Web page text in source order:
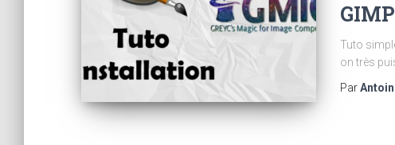
GIMP
Tuto
on très
Par